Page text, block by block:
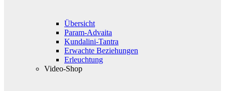
Übersicht
Param-Advaita
Kundalini-Tantra
Erwachte Beziehungen
Erleuchtung
Video-Shop